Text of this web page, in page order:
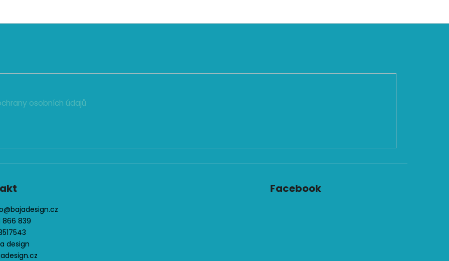
osobních údajů
@bajadesign.cz
866 839
design
Facebook